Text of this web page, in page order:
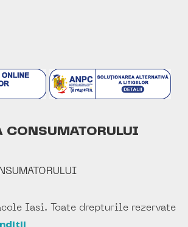
CONSUMATORULUI
Iasi. Toate drepturile rezervate